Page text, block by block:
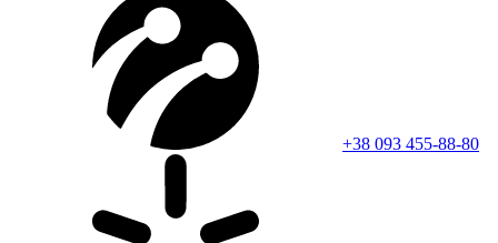
+38 093 455-88-80